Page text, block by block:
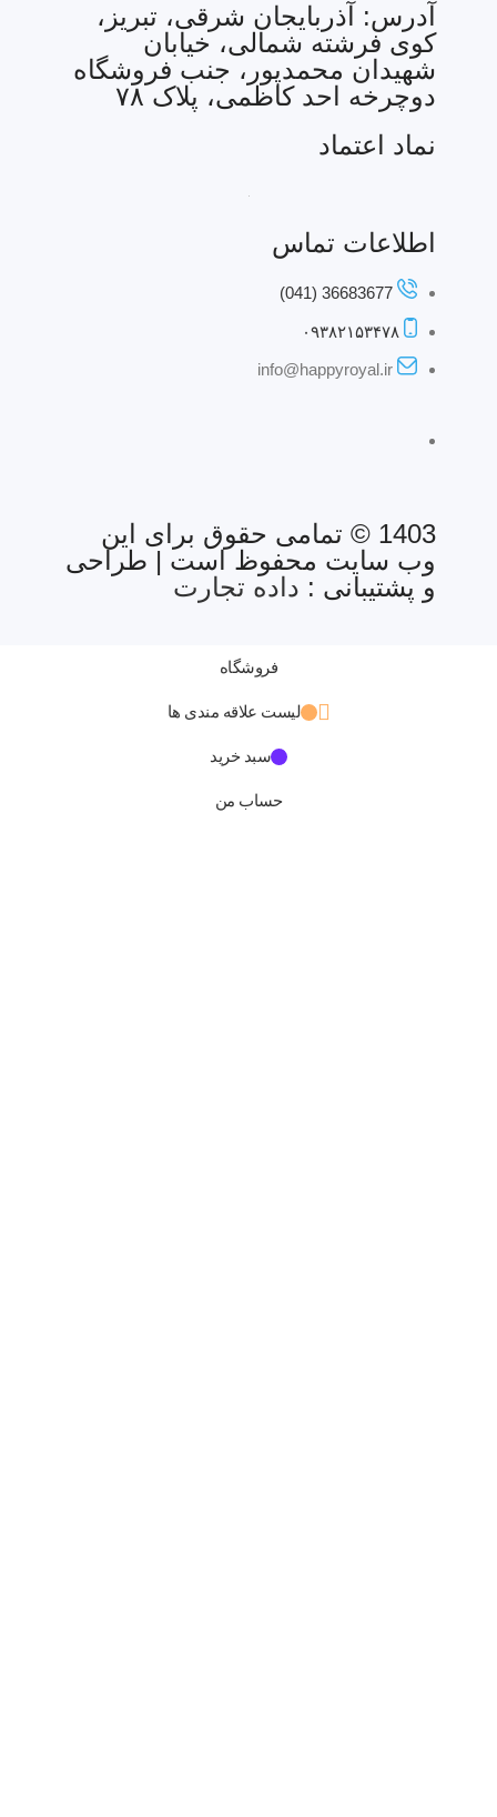
آدرس: آذربایجان شرقی، تبریز،
کوی فرشته شمالی، خیابان
شهیدان محمدپور، جنب فروشگاه
دوچرخه احد کاظمی، پلاک ۷۸
نماد اعتماد
اطلاعات تماس
36683677 (041)
۰۹۳۸۲۱۵۳۴۷۸
info@happyroyal.ir
1403 © تمامی حقوق برای این
وب سایت محفوظ است | طراحی
و پشتیبانی : داده تجارت
فروشگاه
لیست علاقه مندی ها
سبد خرید
حساب من